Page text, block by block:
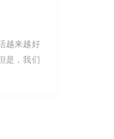
越来越好
是，我们